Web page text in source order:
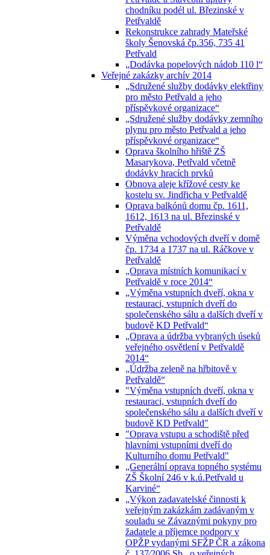
chodníku podél ul. Březinské v
Petřvaldě
Rekonstrukce zahrady Mateřské
školy Šenovská čp.356, 735 41
Petřvald
„Dodávka popelových nádob 110 l“
Veřejné zakázky archív 2014
„Sdružené služby dodávky elektřiny
pro město Petřvald a jeho
příspěvkové organizace“
„Sdružené služby dodávky zemního
plynu pro město Petřvald a jeho
příspěvkové organizace“
Oprava školního hřiště ZŠ
Masarykova, Petřvald včetně
dodávky hracích prvků
Obnova aleje křížové cesty ke
kostelu sv. Jindřicha v Petřvaldě
Oprava balkónů domu čp. 1611,
1612, 1613 na ul. Březinské v
Petřvaldě
Výměna vchodových dveří v domě
čp. 1734 a 1737 na ul. Ráčkove v
Petřvaldě
„Oprava místních komunikací v
Petřvaldě v roce 2014“
„Výměna vstupních dveří, okna v
restauraci, vstupních dveří do
společenského sálu a dalších dveří v
budově KD Petřvald“
„Oprava a údržba vybraných úseků
veřejného osvětlení v Petřvaldě
2014“
„Údržba zeleně na hřbitově v
Petřvaldě“
"Výměna vstupních dveří, okna v
restauraci, vstupních dveří do
společenského sálu a dalších dveří v
budově KD Petřvald"
"Oprava vstupu a schodiště před
hlavními vstupními dveří do
Kulturního domu Petřvald"
„Generální oprava topného systému
ZŠ Školní 246 v k.ú.Petřvald u
Karviné“
„Výkon zadavatelské činnosti k
veřejným zakázkám zadávaným v
souladu se Závaznými pokyny pro
žadatele a příjemce podpory v
OPŽP vydanými SFŽP ČR a zákona